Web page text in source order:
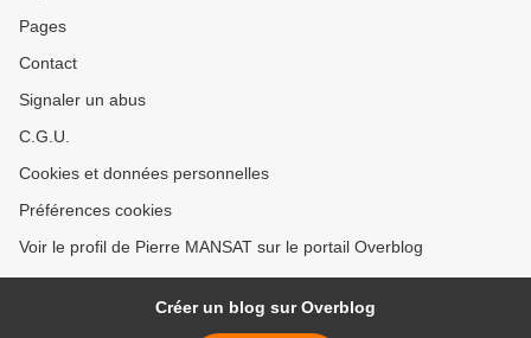
Pages
Contact
Signaler un abus
C.G.U.
Cookies et données personnelles
Préférences cookies
Voir le profil de Pierre MANSAT sur le portail Overblog
Créer un blog sur Overblog